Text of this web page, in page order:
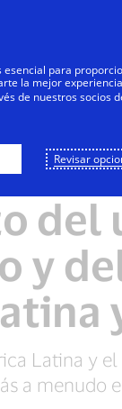
del
y
Latina y
a menudo
para
la mejor
de nuestros socios
Revisar